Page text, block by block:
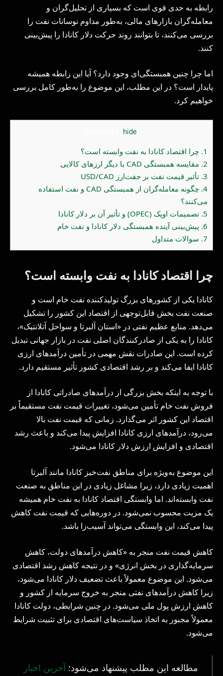
رابطه به حدی قوی است که بسیاری از تحلیل‌گران و
معامله‌گران بازارهای مالی، به‌طور مداوم نوسانات نفت را
بررسی می‌کنند، تا بتوانند روند حرکت دلار کانادا را پیش‌بینی
کنند.
اما چرا چنین همبستگی‌ای وجود دارد؟ آیا این رابطه همیشه
پایدار است؟ در این مطلب، این موضوع را به‌طور کامل بررسی
خواهیم کرد.
hide
1. چرا اقتصاد کانادا به نفت وابسته است؟
2. مقایسه همبستگی CAD با دیگر ارزهای کالایی
3. تأثیر قیمت نفت بر جفت‌ارز USD/CAD
4.
چگونه معامله‌گران از همبستگی CAD و نفت استفاده
می‌کنند؟
5. تصمیمات اوپک (OPEC) و تأثیر آن بر دلار کانادا
6. پیش‌بینی آینده همبستگی دلار کانادا و نفت خام
7. سوالات متداول
چرا اقتصاد کانادا به نفت وابسته است؟
کانادا یکی از کشورهای بزرگ تولیدکننده نفت خام است و
صنعت نفت بخش قابل‌توجهی از اقتصاد این کشور را تشکیل
می‌دهد. منابع عظیم نفتی در «استان آلبرتا و سواحل آتلانتیک»،
کانادا را به یکی از صادرکنندگان اصلی نفت در بازار جهانی تبدیل
کرده است. این صادرات نقش مهمی در تأمین درآمدهای ارزی
کانادا ایفا می‌کند و بر رشد اقتصادی کشور تأثیر مستقیم دارد.
با توجه به اینکه بخش بزرگی از درآمدهای صادراتی کانادا از
فروش نفت خام تأمین می‌شود، تغییرات قیمت نفت مستقیماً بر
اقتصاد این کشور اثر می‌گذارد. زمانی که قیمت نفت بالا
می‌رود، درآمدهای ارزی کانادا افزایش پیدا می‌کند و باعث رشد
اقتصادی و افزایش ارزش دلار کانادا می‌شود.
این موضوع به‌ویژه برای مناطق نفت‌خیز کانادا مانند آلبرتا
اهمیت زیادی دارد، زیرا مشاغل زیادی در این مناطق به صنعت
نفت وابسته‌اند. اما وابستگی اقتصاد کانادا به نفت خام همیشه
یک مزیت محسوب نمی‌شود. در دوره‌هایی که قیمت نفت کاهش
پیدا می‌کند، این وابستگی می‌تواند آسیب‌زا باشد.
کاهش قیمت نفت منجر به «کاهش درآمدهای دولت، کاهش
سرمایه‌گذاری در بخش انرژی» و در نتیجه کاهش رشد اقتصادی
می‌شود. این موضوع معمولاً باعث تضعیف دلار کانادا می‌شود،
زیرا کاهش درآمدهای نفتی منجر به خروج سرمایه از کشور و
کاهش ارزش پول ملی می‌شود. در چنین شرایطی، دولت کانادا
معمولاً مجبور به اتخاذ سیاست‌های اقتصادی برای تثبیت شرایط
می‌شود.
مطالعه این مطلب پیشنهاد می‌شود:آخرین اخبار